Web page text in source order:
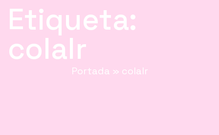
Etiqueta:
colalr
Portada » colalr